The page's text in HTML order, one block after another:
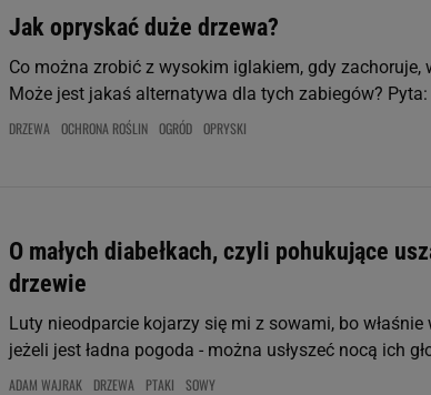
Jak opryskać duże drzewa?
Co można zrobić z wysokim iglakiem, gdy zachoruje,
Może jest jakaś alternatywa dla tych zabiegów?
DRZEWA OCHRONA ROŚLIN OGRÓD OPRYSKI
O małych diabełkach, czyli pohukujące
drzewie
Luty nieodparcie kojarzy się mi z sowami, bo
jeżeli jest ładna pogoda - można usłyszeć nocą ich
ADAM WAJRAK DRZEWA PTAKI SOWY